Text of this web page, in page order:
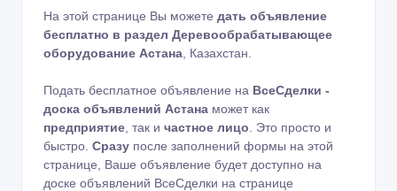
На этой странице Вы можете дать объявление
бесплатно в раздел Деревообрабатывающее
оборудование Астана , Казахстан.
Подать бесплатное объявление на ВсеСделки -
доска объявлений Астана может как
предприятие , так и частное лицо . Это просто и
быстро. Сразу после заполнений формы на этой
странице, Ваше объявление будет доступно на
доске объявлений ВсеСделки на странице